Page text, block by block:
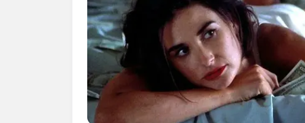
BUZZ DAY
Look Closer When You See Barron's
Girlfriend